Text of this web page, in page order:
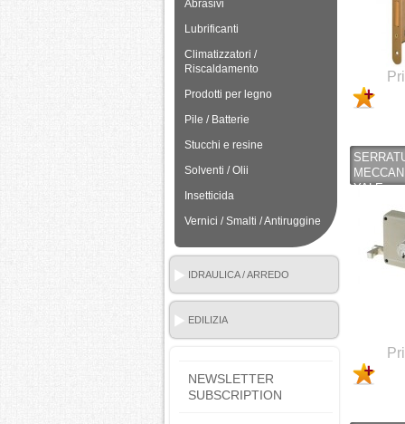
Abrasivi
Lubrificanti
Climatizzatori /
Riscaldamento
Prodotti per legno
Pile / Batterie
Stucchi e resine
Solventi / Olii
Insetticida
Vernici / Smalti / Antiruggine
IDRAULICA / ARREDO
BAGNO
EDILIZIA
NEWSLETTER
SUBSCRIPTION
YALE